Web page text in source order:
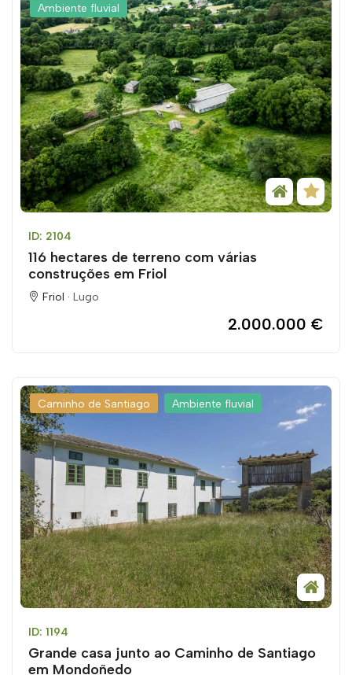
Ambiente fluvial
ID: 2104
116 hectares de terreno com várias
construções em Friol
Friol · Lugo
2.000.000 €
Caminho de Santiago Ambiente fluvial
ID: 1194
Grande casa junto ao Caminho de Santiago
em Mondoñedo